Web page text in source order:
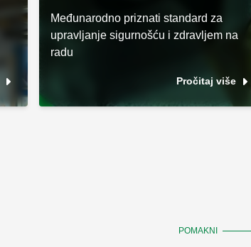
Međunarodno priznati standard za
upravljanje sigurnošću i zdravljem na
radu
Pročitaj više
POMAKNI